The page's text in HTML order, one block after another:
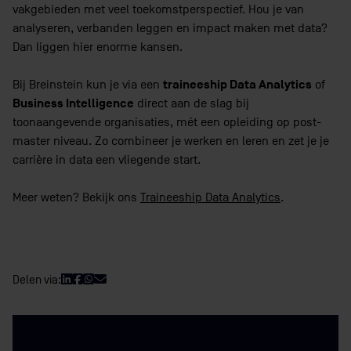
vakgebieden met veel toekomstperspectief. Hou je van
analyseren, verbanden leggen en impact maken met data?
Dan liggen hier enorme kansen.
Bij Breinstein kun je via een traineeship Data Analytics of
Business Intelligence direct aan de slag bij
toonaangevende organisaties, mét een opleiding op post-
master niveau. Zo combineer je werken en leren en zet je je
carrière in data een vliegende start.
Meer weten? Bekijk ons Traineeship Data Analytics.
Delen via: